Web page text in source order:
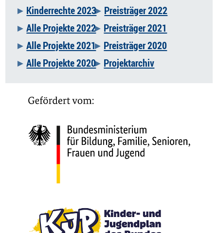
Kinderrechte 2023
Preisträger 2022
Alle Projekte 2022
Preisträger 2021
Alle Projekte 2021
Preisträger 2020
Alle Projekte 2020
Projektarchiv